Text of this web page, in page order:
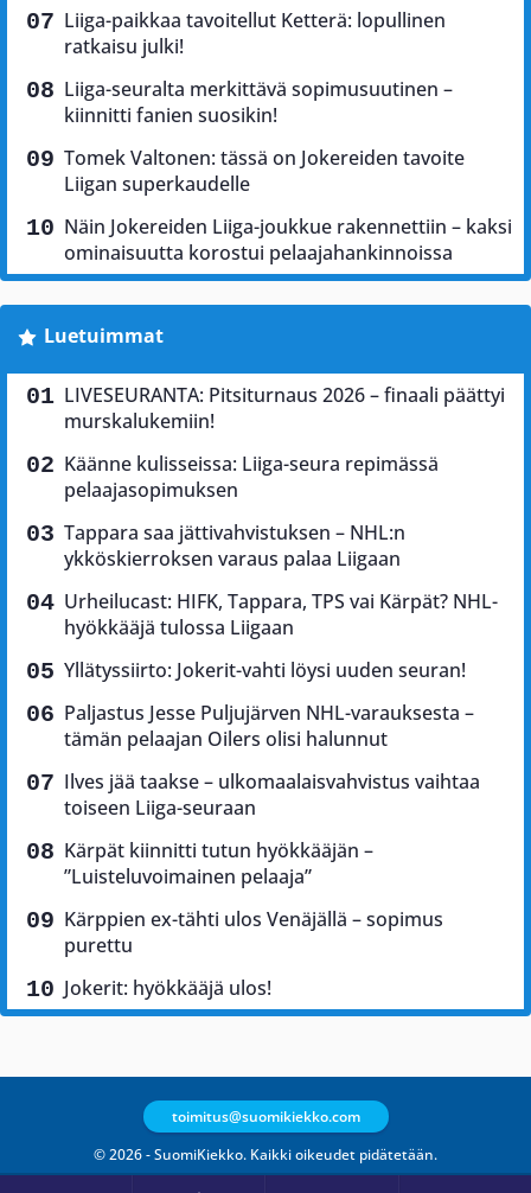
Liiga-paikkaa tavoitellut Ketterä: lopullinen
ratkaisu julki!
Liiga-seuralta merkittävä sopimusuutinen –
kiinnitti fanien suosikin!
Tomek Valtonen: tässä on Jokereiden tavoite
Liigan superkaudelle
Näin Jokereiden Liiga-joukkue rakennettiin – kaksi
ominaisuutta korostui pelaajahankinnoissa
Luetuimmat
LIVESEURANTA: Pitsiturnaus 2026 – finaali päättyi
murskalukemiin!
Käänne kulisseissa: Liiga-seura repimässä
pelaajasopimuksen
Tappara saa jättivahvistuksen – NHL:n
ykköskierroksen varaus palaa Liigaan
Urheilucast: HIFK, Tappara, TPS vai Kärpät? NHL-
hyökkääjä tulossa Liigaan
Yllätyssiirto: Jokerit-vahti löysi uuden seuran!
Paljastus Jesse Puljujärven NHL-varauksesta –
tämän pelaajan Oilers olisi halunnut
Ilves jää taakse – ulkomaalaisvahvistus vaihtaa
toiseen Liiga-seuraan
Kärpät kiinnitti tutun hyökkääjän –
”Luisteluvoimainen pelaaja”
Kärppien ex-tähti ulos Venäjällä – sopimus
purettu
Jokerit: hyökkääjä ulos!
© 2026 - SuomiKiekko. Kaikki oikeudet pidätetään.
toimitus@suomikiekko.com